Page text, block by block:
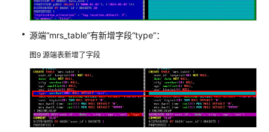
源端“mrs_table”有新增字段“type”：
图9 源端表新增了字段